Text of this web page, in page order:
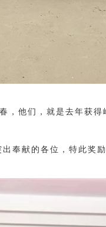
他们，就是去年获
奉献的各位，特此奖